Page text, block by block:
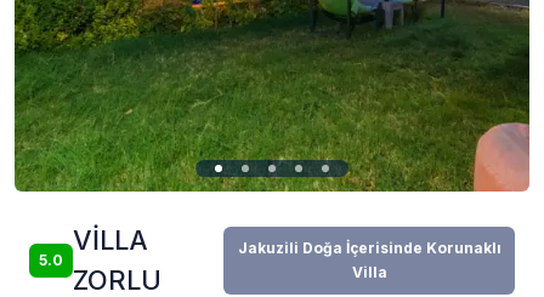
5.0
VİLLA
ZORLU
Jakuzili Doğa İçerisinde Korunaklı
Villa